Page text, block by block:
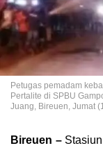
Petugas pemadam
Pertalite di SPBU
Juang, Bireuen, Jumat
Bireuen –Stasiun